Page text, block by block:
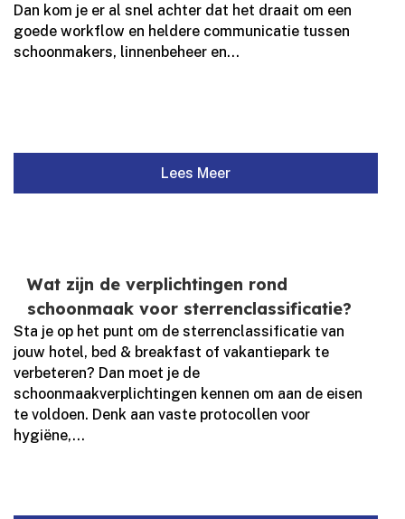
Dan kom je er al snel achter dat het draait om een
goede workflow en heldere communicatie tussen
schoonmakers, linnenbeheer en...
Lees Meer
Wat zijn de verplichtingen rond
schoonmaak voor sterrenclassificatie?
Sta je op het punt om de sterrenclassificatie van
jouw hotel, bed & breakfast of vakantiepark te
verbeteren? Dan moet je de
schoonmaakverplichtingen kennen om aan de eisen
te voldoen.​ Denk aan vaste protocollen voor
hygiëne,...